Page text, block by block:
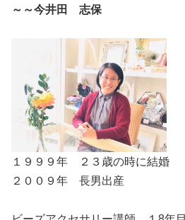
～～今井田 志保
１９９９年 ２３歳の時に結婚
２００９年 長男出産